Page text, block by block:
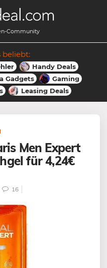
Community
beliebt:
Handy Deals
Gadgets
Gaming
Leasing Deals
Men Expert
für 4,24€
16